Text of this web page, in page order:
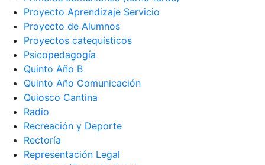
Proyecto Aprendizaje Servicio
Proyecto de Alumnos
Proyectos catequísticos
Psicopedagogía
Quinto Año B
Quinto Año Comunicación
Quiosco Cantina
Radio
Recreación y Deporte
Rectoría
Representación Legal